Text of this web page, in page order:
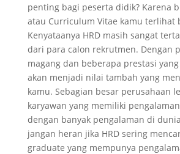
penting bagi peserta didik? Karena
atau Curriculum Vitae kamu terlihat
Kenyataanya HRD masih sangat
dari para calon rekrutmen. Dengan
magang dan beberapa prestasi
akan menjadi nilai tambah yang
kamu. Sebagian besar perusahaan
karyawan yang memiliki
dengan banyak pengalaman di
jangan heran jika HRD sering
graduate yang mempunya